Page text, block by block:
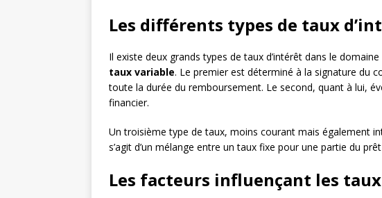
Les différents types de taux
Il existe deux grands types de taux d’intérêt dans le
taux variable. Le premier est déterminé à la signature du
toute la durée du remboursement. Le second, quant à lui,
financier.
Un troisième type de taux, moins courant mais également
s’agit d’un mélange entre un taux fixe pour une partie du
Les facteurs influençant les